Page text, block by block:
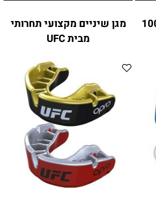
100102
מגן שיניים מקצועי תחרותי
מבית UFC